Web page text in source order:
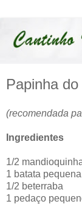
Papinha
(recomendada
Ingredientes
1/2
1 batata
1/2 beterraba
1 pedaço